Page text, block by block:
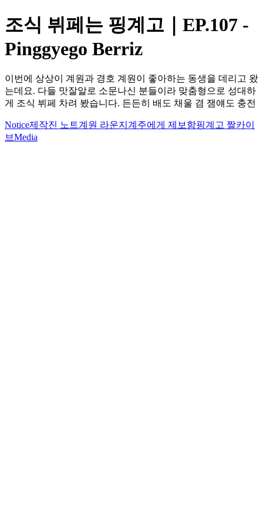
조식 뷔페는 핑계고｜EP.107 -
Pinggyego Berriz
이번에 상상이 계원과 경호 계원이 좋아하는 동생을 데리고 왔
는데요. 다들 맛잘알로 소문나신 분들이라 맞춤형으로 성대하
게 조식 뷔페 차려 봤습니다. 든든히 배도 채울 겸 잼얘도 충전
Notice제작진 노트계원 라운지 계주에게 제보함핑계고 짤카이
브Media